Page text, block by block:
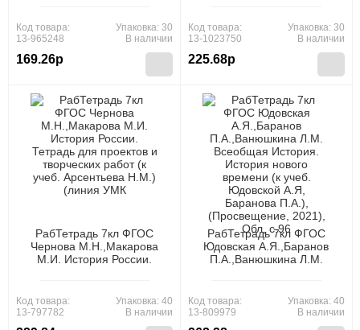
(Экзамен, 2025), Обл, c.80
Код товара:
13-965248
169.26р
Упаковка: 30
В наличии
Обл, c.96
Код товара:
13-1023750
225.68р
Упаковка: 30
В наличии
РабТетрадь 7кл ФГОС
Чернова М.Н.,Макарова
М.И. История России.
Арсентьева Н.М.) (линия
УМК "Реализуем историко-
культурный стандарт"),
Код товара:
13-797782
Упаковка: 40
В наличии
РабТетрадь 7кл ФГОС
Юдовская А.Я.,Баранов
П.А.,Ванюшкина Л.М.
учеб. Юдовской А.Я,
Баранова П.А.),
(Просвещение, 2021), Обл,
Код товара:
13-809979
Упаковка: 40
В наличии